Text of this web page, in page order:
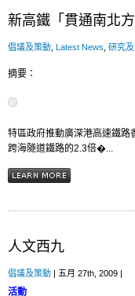
新高鐵「貫通南北
倡議及策動 Latest News 研究
摘要：
特區政府推動廣深港高速鐵路
跨海隧道鐵路的2.3倍�...
人文西九
倡議及策動 | 五月 27th, 2009 |
活動